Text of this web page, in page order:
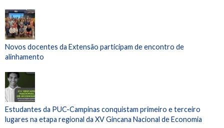
Novos docentes da Extensão participam de encontro de
alinhamento
Estudantes da PUC-Campinas conquistam primeiro e terceiro
lugares na etapa regional da XV Gincana Nacional de Economia